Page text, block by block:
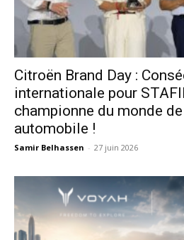
Citroën Brand Day :
internationale pour
championne du monde
automobile !
Samir Belhassen - 27 juin 2026